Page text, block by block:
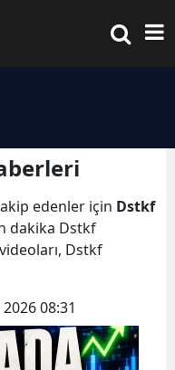
edenler için Dstkf
dakika Dstkf
Dstkf
08:31